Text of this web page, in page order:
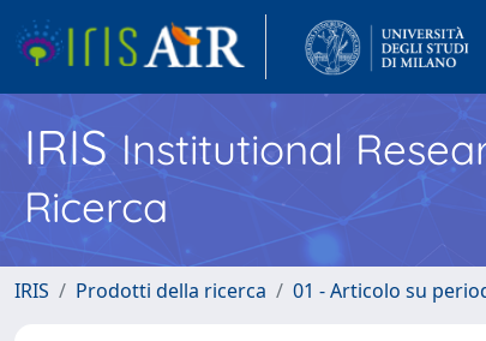
IRISInstitutional
Ricerca
IRIS Prodotti della ricerca 01 - Articolo su